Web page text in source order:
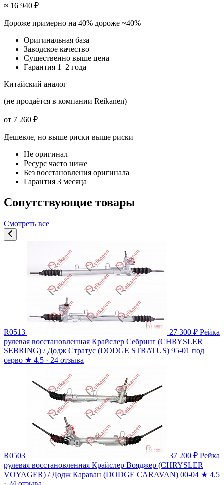
≈ 16 940 ₽
Дороже примерно на 40% дороже ~40%
Оригинальная база
Заводское качество
Существенно выше цена
Гарантия 1–2 года
Китайский аналог
(не продаётся в компании Reikanen)
от 7 260 ₽
Дешевле, но выше риски выше риски
Не оригинал
Ресурс часто ниже
Без восстановления оригинала
Гарантия 3 месяца
Сопутствующие товары
Смотреть все
R0513 27 300 ₽ Рейка
рулевая восстановленная Крайслер Себринг (CHRYSLER
SEBRING) / Додж Стратус (DODGE STRATUS) 95-01 под
серво ★ 4.5 · 24 отзыва
R0503 37 200 ₽ Рейка
рулевая восстановленная Крайслер Вояджер (CHRYSLER
VOYAGER) / Додж Караван (DODGE CARAVAN) 00-04 ★ 4.5